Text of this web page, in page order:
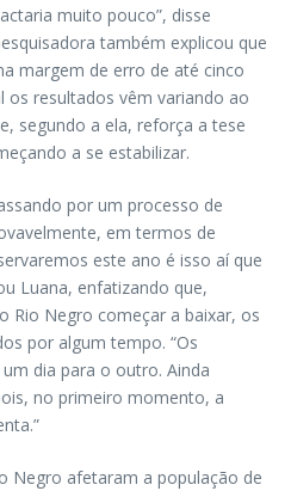
muito pouco”, disse
também explicou que
margem de erro de até cinco
os resultados vêm variando ao
segundo a ela, reforça a tese
a se estabilizar.
por um processo de
em termos de
este ano é isso aí que
Luana, enfatizando que,
Rio Negro começar a baixar, os
por algum tempo. “Os
dia para o outro. Ainda
no primeiro momento, a
Negro afetaram a população de